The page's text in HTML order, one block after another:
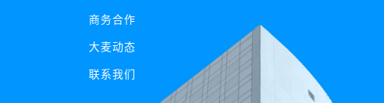
商务合作
大麦动态
联系我们